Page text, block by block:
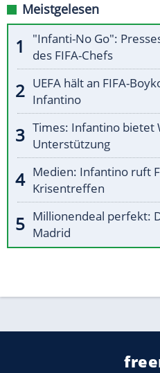
Meistgelesen
"Infanti-No Go":
des FIFA-Chefs
UEFA hält an FIFA-
Infantino
Times: Infantino bietet
Unterstützung
Medien: Infantino ruft
Krisentreffen
Millionendeal perfekt:
Madrid